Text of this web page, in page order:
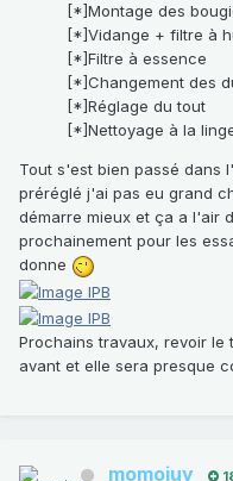
[*]Montage des
[*]Vidange + filtre à
[*]Filtre à essence
[*]Changement des
[*]Réglage du tout
[*]Nettoyage à la
Tout s'est bien passé dans
préréglé j'ai pas eu grand
démarre mieux et ça a l'air
prochainement pour les
donne
Prochains travaux, revoir le
avant et elle sera presque
momoiuy